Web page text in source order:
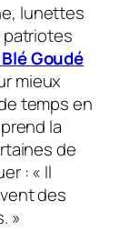
lunettes
patriotes
Goudé
mieux
temps en
la
de
: « Il
des
»